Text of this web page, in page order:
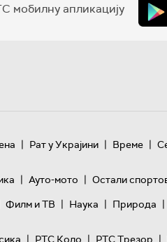
мобилну апликацију
| Рат у Украјини | Време |
| Ауто-мото | Остали
Филм и ТВ | Наука | Природа |
| РТС Коло | РТС Трезор |